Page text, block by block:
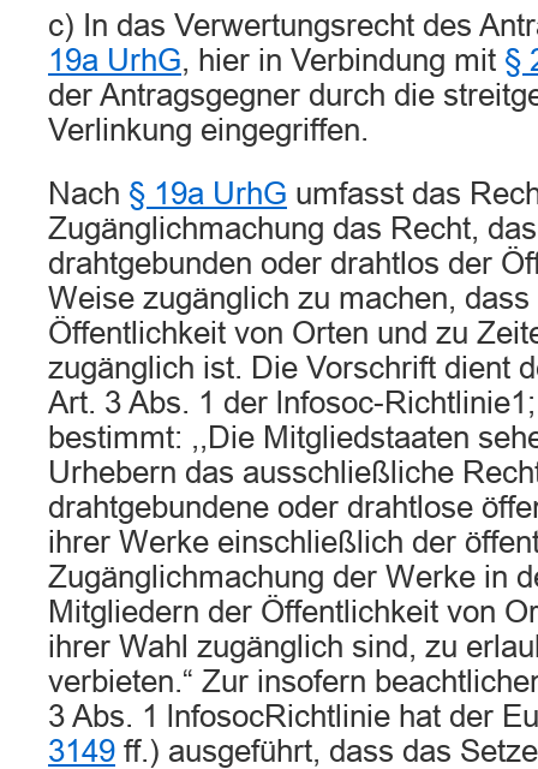
c) In das Verwertungsrecht des
19a UrhG, hier in Verbindung mit §
der Antragsgegner durch die
Verlinkung eingegriffen.
Nach § 19a UrhG umfasst das
Zugänglichmachung das Recht,
drahtgebunden oder drahtlos der
Weise zugänglich zu machen,
Öffentlichkeit von Orten und zu
zugänglich ist. Die Vorschrift dient
Art. 3 Abs. 1 der lnfosoc-
bestimmt: ,,Die Mitgliedstaaten
Urhebern das ausschließliche
drahtgebundene oder drahtlose
ihrer Werke einschließlich der
Zugänglichmachung der Werke in
Mitgliedern der Öffentlichkeit von
ihrer Wahl zugänglich sind, zu
verbieten.“ Zur insofern
3 Abs. 1 lnfosoc­Richtlinie hat der
3149 ff.) ausgeführt, dass das